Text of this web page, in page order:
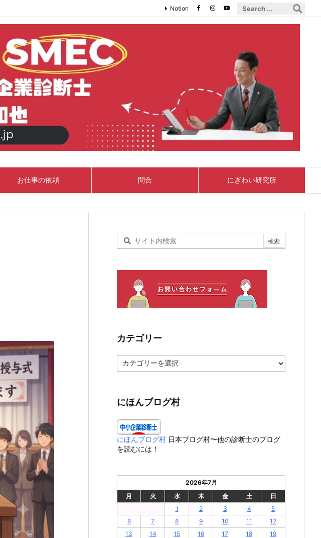
お仕事の依頼 問合 にぎわい研究所
Notion
カテゴリー
テ
ー
にほんブログ村
にほんブログ村 日本ブログ村〜他の診断士のブログ
を読むには！
2026年7月
月
火 水 木 金 土
日
1
2 3 4
5
6
7 8 9 10 11
12
13
14 15 16 17 18
19